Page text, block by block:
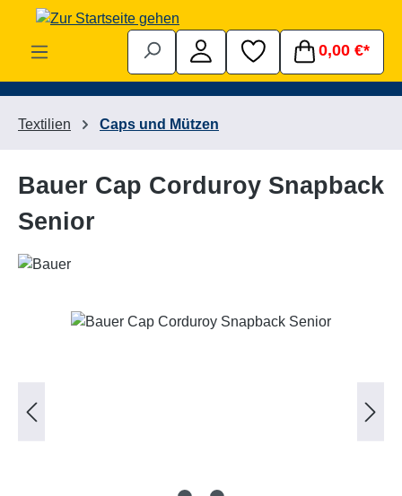
Zum Hauptinhalt springen
0,00 €*
Textilien Caps und Mützen
Bauer Cap Corduroy Snapback
Senior
Bildergalerie überspringen